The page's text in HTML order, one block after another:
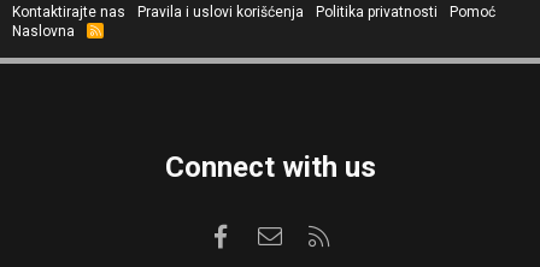
Kontaktirajte nas
Pravila i uslovi korišćenja Politika privatnosti
Pomoć
Naslovna
R
S
Connect with us
FacebookKontaktirajte nas